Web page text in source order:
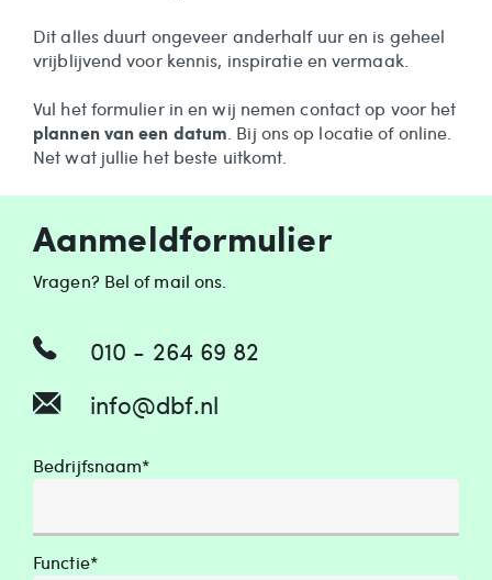
Dit alles duurt ongeveer anderhalf uur en is geheel
vrijblijvend voor kennis, inspiratie en vermaak.
Vul het formulier in en wij nemen contact op voor het
plannen van een datum . Bij ons op locatie of online.
Net wat jullie het beste uitkomt.
Aanmeldformulier
Vragen? Bel of mail ons.
010 - 264 69 82
info@dbf.nl
Bedrijfsnaam*
Functie*